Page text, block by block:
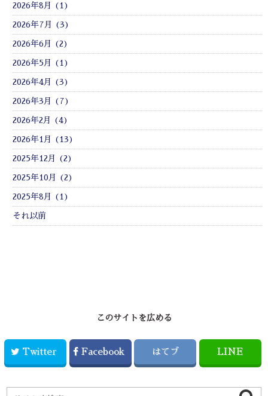
2026年8月 (1)
2026年7月 (3)
2026年6月 (2)
2026年5月 (1)
2026年4月 (3)
2026年3月 (7)
2026年2月 (4)
2026年1月 (13)
2025年12月 (2)
2025年10月 (2)
2025年8月 (1)
それ以前
このサイトを広める
Twitter Facebook はてブ LINE